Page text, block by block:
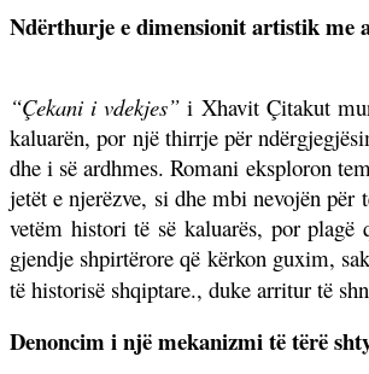
Ndërthurje e dimensionit artistik me
“Çekani i vdekjes” i Xhavit Çitakut
kaluarën, por një thirrje për
dhe i së ardhmes. Romani eksploron
jetët e njerëzve, si dhe mbi nevojën
vetëm histori të së kaluarës, por
gjendje shpirtërore që kërkon guxim,
të historisë shqiptare., duke arritur të
Denoncim i një mekanizmi të tërë